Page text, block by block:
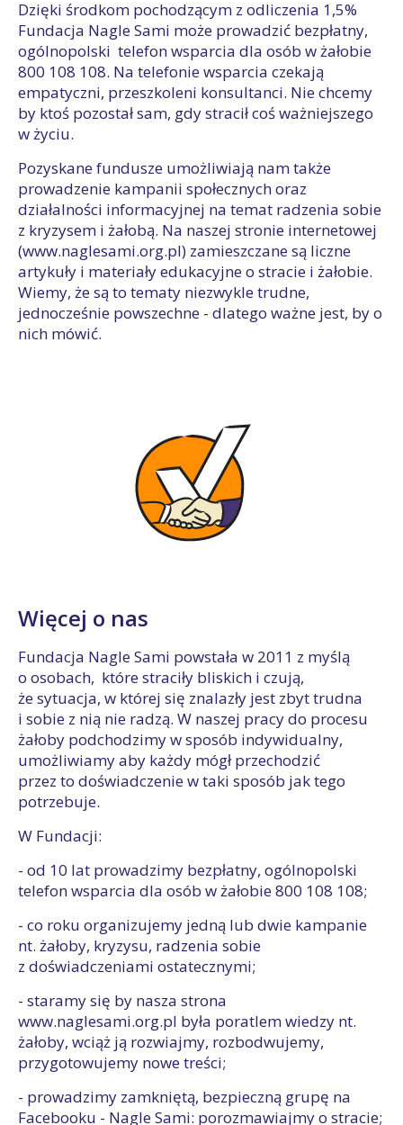
Dzięki środkom pochodzącym z odliczenia 1,5%
Fundacja Nagle Sami może prowadzić bezpłatny,
ogólnopolski telefon wsparcia dla osób w żałobie
800 108 108. Na telefonie wsparcia czekają
empatyczni, przeszkoleni konsultanci. Nie chcemy
by ktoś pozostał sam, gdy stracił coś ważniejszego
w życiu.
Pozyskane fundusze umożliwiają nam także
prowadzenie kampanii społecznych oraz
działalności informacyjnej na temat radzenia sobie
z kryzysem i żałobą. Na naszej stronie internetowej
(www.naglesami.org.pl) zamieszczane są liczne
artykuły i materiały edukacyjne o stracie i żałobie.
Wiemy, że są to tematy niezwykle trudne,
jednocześnie powszechne - dlatego ważne jest, by o
nich mówić.
Więcej o nas
Fundacja Nagle Sami powstała w 2011 z myślą
o osobach, które straciły bliskich i czują,
że sytuacja, w której się znalazły jest zbyt trudna
i sobie z nią nie radzą. W naszej pracy do procesu
żałoby podchodzimy w sposób indywidualny,
umożliwiamy aby każdy mógł przechodzić
przez to doświadczenie w taki sposób jak tego
potrzebuje.
W Fundacji:
- od 10 lat prowadzimy bezpłatny, ogólnopolski
telefon wsparcia dla osób w żałobie 800 108 108;
- co roku organizujemy jedną lub dwie kampanie
nt. żałoby, kryzysu, radzenia sobie
z doświadczeniami ostatecznymi;
- staramy się by nasza strona
www.naglesami.org.pl była poratlem wiedzy nt.
żałoby, wciąż ją rozwiajmy, rozbodwujemy,
przygotowujemy nowe treści;
- prowadzimy zamkniętą, bezpieczną grupę na
Facebooku - Nagle Sami: porozmawiajmy o stracie;